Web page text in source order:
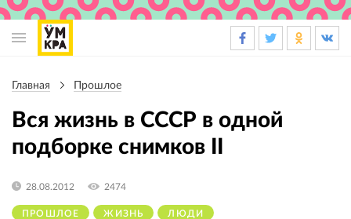
навигации
Главная Прошлое
Вся жизнь в СССР в одной
подборке снимков II
ПРОШЛОЕ ЖИЗНЬ ЛЮДИ
28.08.2012 2474